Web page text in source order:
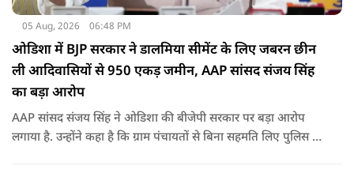
05 Aug, 2026 06:48 PM
ओडिशा में BJP सरकार ने डालमिया सीमेंट के लिए जबरन छीन
ली आदिवासियों से 950 एकड़ जमीन, AAP सांसद संजय सिंह
का बड़ा आरोप
AAP सांसद संजय सिंह ने ओडिशा की बीजेपी सरकार पर बड़ा आरोप
लगाया है. उन्होंने कहा है कि ग्राम पंचायतों से बिना सहमति लिए पुलिस के